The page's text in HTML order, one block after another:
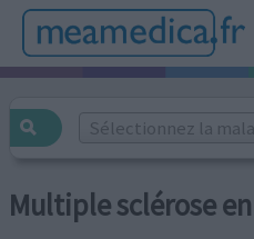
Sélectionnez la
Multiple sclérose